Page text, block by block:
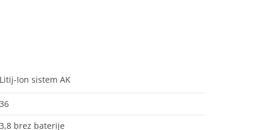
Litij-Ion sistem AK
36
3,8 brez baterije